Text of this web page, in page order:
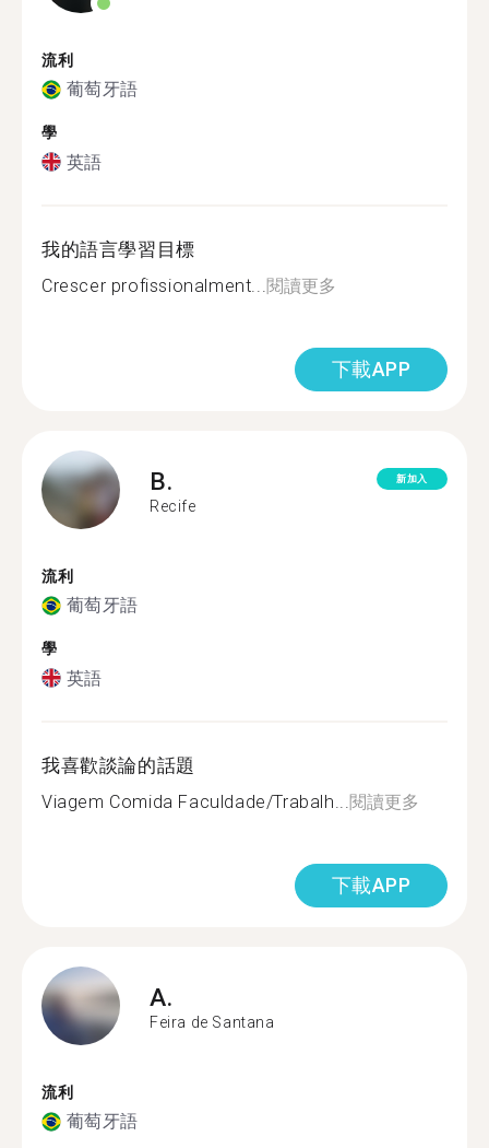
流利
葡萄牙語
學
英語
我的語言學習目標
Crescer profissionalment... 閱讀更多
下載APP
B.
Recife
新加入
流利
葡萄牙語
學
英語
我喜歡談論的話題
Viagem Comida Faculdade/Trabalh... 閱讀更多
下載APP
A.
Feira de Santana
流利
葡萄牙語